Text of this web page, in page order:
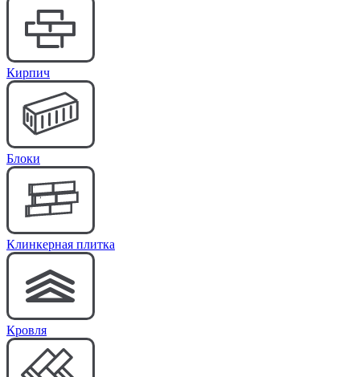
Кирпич
Блоки
Клинкерная плитка
Кровля